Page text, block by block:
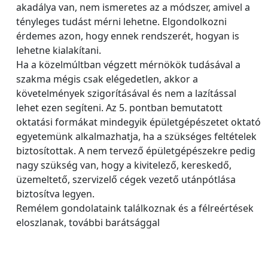
akadálya van, nem ismeretes az a módszer, amivel a
tényleges tudást mérni lehetne. Elgondolkozni
érdemes azon, hogy ennek rendszerét, hogyan is
lehetne kialakítani.
Ha a közelmúltban végzett mérnökök tudásával a
szakma mégis csak elégedetlen, akkor a
követelmények szigorításával és nem a lazítással
lehet ezen segíteni. Az 5. pontban bemutatott
oktatási formákat mindegyik épületgépészetet oktató
egyetemünk alkalmazhatja, ha a szükséges feltételek
biztosítottak. A nem tervező épületgépészekre pedig
nagy szükség van, hogy a kivitelező, kereskedő,
üzemeltető, szervizelő cégek vezető utánpótlása
biztosítva legyen.
Remélem gondolataink találkoznak és a félreértések
eloszlanak, további barátsággal